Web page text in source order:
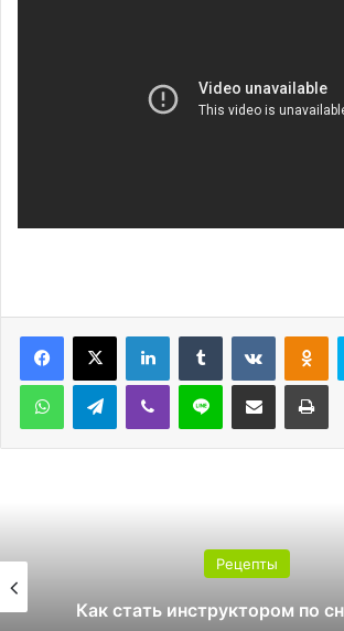
LinkedInTumblr
WhatsAppTelegramViber Line Поделиться через электронную почту
Рецепты
Как стать инструктором по